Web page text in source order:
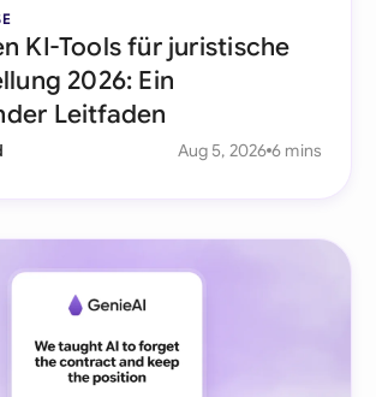
KI-Tools für juristische
2026: Ein
Leitfaden
Aug 5, 2026 6 mins